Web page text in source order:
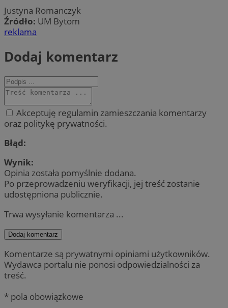
Justyna Romanczyk
Źródło: UM Bytom
reklama
Dodaj komentarz
Akceptuję regulamin zamieszczania komentarzy
oraz politykę prywatności.
Błąd:
Wynik:
Opinia została pomyślnie dodana.
Po przeprowadzeniu weryfikacji, jej treść zostanie
udostępniona publicznie.
Trwa wysyłanie komentarza ...
Dodaj komentarz
Komentarze są prywatnymi opiniami użytkowników.
Wydawca portalu nie ponosi odpowiedzialności za
treść.
* pola obowiązkowe